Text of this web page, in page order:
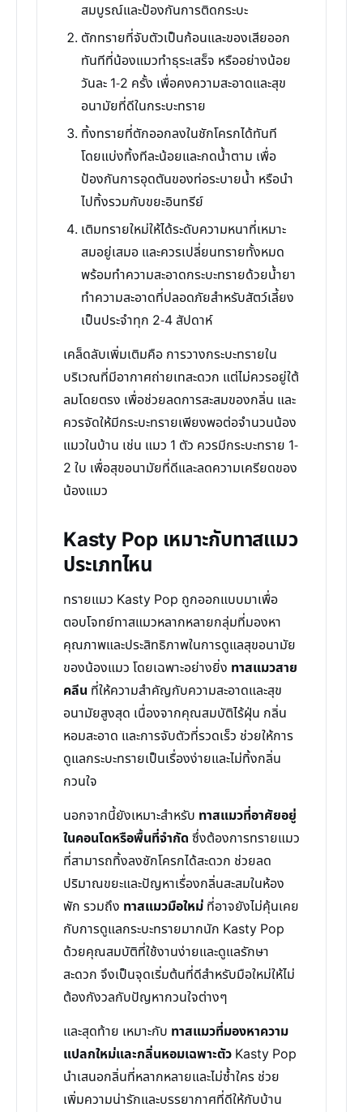
สมบูรณ์และป้องกันการติดกระบะ
ตักทรายที่จับตัวเป็นก้อนและของเสียออก
ทันทีที่น้องแมวทำธุระเสร็จ หรืออย่างน้อย
วันละ 1-2 ครั้ง เพื่อคงความสะอาดและสุข
อนามัยที่ดีในกระบะทราย
ทิ้งทรายที่ตักออกลงในชักโครกได้ทันที
โดยแบ่งทิ้งทีละน้อยและกดน้ำตาม เพื่อ
ป้องกันการอุดตันของท่อระบายน้ำ หรือนำ
ไปทิ้งรวมกับขยะอินทรีย์
เติมทรายใหม่ให้ได้ระดับความหนาที่เหมาะ
สมอยู่เสมอ และควรเปลี่ยนทรายทั้งหมด
พร้อมทำความสะอาดกระบะทรายด้วยน้ำยา
ทำความสะอาดที่ปลอดภัยสำหรับสัตว์เลี้ยง
เป็นประจำทุก 2-4 สัปดาห์
เคล็ดลับเพิ่มเติมคือ การวางกระบะทรายใน
บริเวณที่มีอากาศถ่ายเทสะดวก แต่ไม่ควรอยู่ใต้
ลมโดยตรง เพื่อช่วยลดการสะสมของกลิ่น และ
ควรจัดให้มีกระบะทรายเพียงพอต่อจำนวนน้อง
แมวในบ้าน เช่น แมว 1 ตัว ควรมีกระบะทราย 1-
2 ใบ เพื่อสุขอนามัยที่ดีและลดความเครียดของ
น้องแมว
Kasty Pop เหมาะกับทาสแมว
ประเภทไหน
ทรายแมว Kasty Pop ถูกออกแบบมาเพื่อ
ตอบโจทย์ทาสแมวหลากหลายกลุ่มที่มองหา
คุณภาพและประสิทธิภาพในการดูแลสุขอนามัย
ของน้องแมว โดยเฉพาะอย่างยิ่ง ทาสแมวสาย
คลีน ที่ให้ความสำคัญกับความสะอาดและสุข
อนามัยสูงสุด เนื่องจากคุณสมบัติไร้ฝุ่น กลิ่น
หอมสะอาด และการจับตัวที่รวดเร็ว ช่วยให้การ
ดูแลกระบะทรายเป็นเรื่องง่ายและไม่ทิ้งกลิ่น
กวนใจ
นอกจากนี้ยังเหมาะสำหรับ ทาสแมวที่อาศัยอยู่
ในคอนโดหรือพื้นที่จำกัด ซึ่งต้องการทรายแมว
ที่สามารถทิ้งลงชักโครกได้สะดวก ช่วยลด
ปริมาณขยะและปัญหาเรื่องกลิ่นสะสมในห้อง
พัก รวมถึง ทาสแมวมือใหม่ ที่อาจยังไม่คุ้นเคย
กับการดูแลกระบะทรายมากนัก Kasty Pop
ด้วยคุณสมบัติที่ใช้งานง่ายและดูแลรักษา
สะดวก จึงเป็นจุดเริ่มต้นที่ดีสำหรับมือใหม่ให้ไม่
ต้องกังวลกับปัญหากวนใจต่างๆ
และสุดท้าย เหมาะกับ ทาสแมวที่มองหาความ
แปลกใหม่และกลิ่นหอมเฉพาะตัว Kasty Pop
นำเสนอกลิ่นที่หลากหลายและไม่ซ้ำใคร ช่วย
เพิ่มความน่ารักและบรรยากาศที่ดีให้กับบ้าน